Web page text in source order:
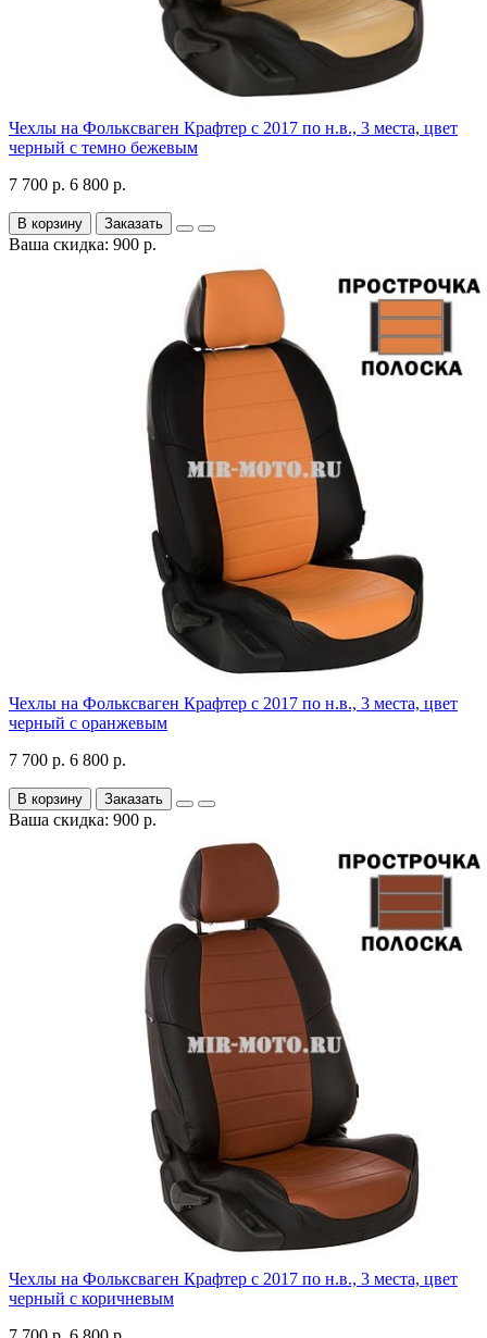
Чехлы на Фольксваген Крафтер с 2017 по н.в., 3 места, цвет
черный с темно бежевым
7 700 р. 6 800 р.
В корзину Заказать
Ваша скидка: 900 р.
Чехлы на Фольксваген Крафтер с 2017 по н.в., 3 места, цвет
черный с оранжевым
7 700 р. 6 800 р.
В корзину Заказать
Ваша скидка: 900 р.
Чехлы на Фольксваген Крафтер с 2017 по н.в., 3 места, цвет
черный с коричневым